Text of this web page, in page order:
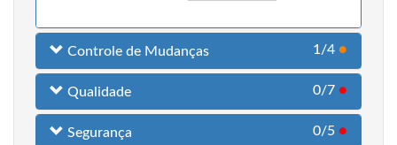
Controle de Mudanças 1/4 ●
Qualidade 0/7 ●
Segurança 0/5 ●